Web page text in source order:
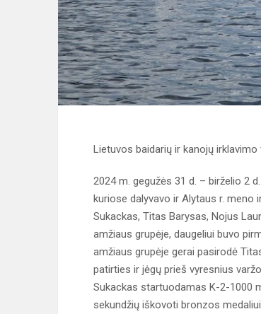
Lietuvos baidarių ir kanojų
2024 m. gegužės 31 d. – birželio 2
kuriose dalyvavo ir Alytaus r. meno
Sukackas, Titas Barysas, Nojus
amžiaus grupėje, daugeliui buvo
amžiaus grupėje gerai pasirodė
patirties ir jėgų prieš vyresnius
Sukackas startuodamas K-2-1000
sekundžių iškovoti bronzos